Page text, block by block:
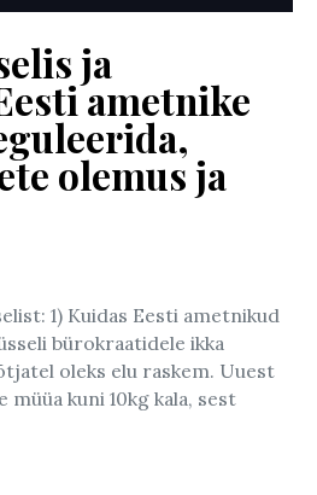
ja
ametnike
olemus ja
1) Kuidas Eesti ametnikud
bürokraatidele ikka
oleks elu raskem. Uuest
kuni 10kg kala, sest